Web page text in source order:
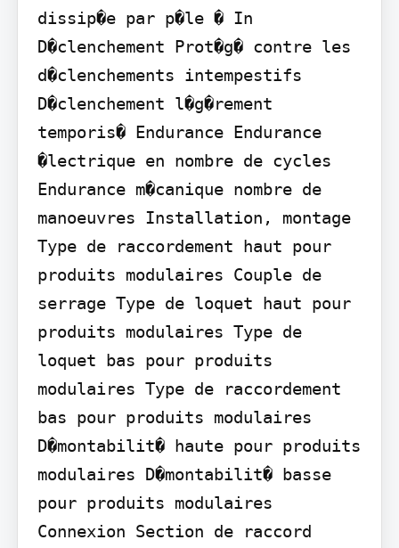
dissip�e par p�le � In
D�clenchement Prot�g� contre les
d�clenchements intempestifs
D�clenchement l�g�rement
temporis� Endurance Endurance
�lectrique en nombre de cycles
Endurance m�canique nombre de
manoeuvres Installation, montage
Type de raccordement haut pour
produits modulaires Couple de
serrage Type de loquet haut pour
produits modulaires Type de
loquet bas pour produits
modulaires Type de raccordement
bas pour produits modulaires
D�montabilit� haute pour produits
modulaires D�montabilit� basse
pour produits modulaires
Connexion Section de raccord